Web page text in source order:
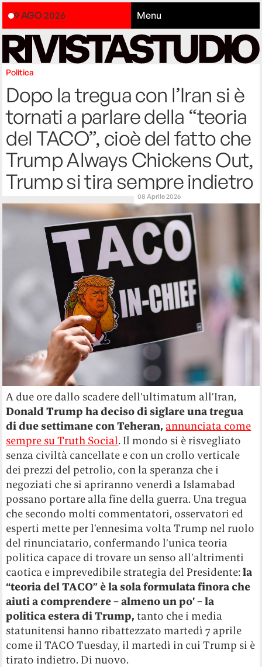
9 AGO 2026 Menu
Politica
Dopo la tregua con l’Iran si è
tornati a parlare della “teoria
del TACO”, cioè del fatto che
Trump Always Chickens Out,
Trump si tira sempre indietro
08 Aprile 2026
A due ore dallo scadere dell’ultimatum all’Iran,
Donald Trump ha deciso di siglare una tregua
di due settimane con Teheran, annunciata come
sempre su Truth Social. Il mondo si è risvegliato
senza civiltà cancellate e con un crollo verticale
dei prezzi del petrolio, con la speranza che i
negoziati che si apriranno venerdì a Islamabad
possano portare alla fine della guerra. Una tregua
che secondo molti commentatori, osservatori ed
esperti mette per l’ennesima volta Trump nel ruolo
del rinunciatario, confermando l’unica teoria
politica capace di trovare un senso all’altrimenti
caotica e imprevedibile strategia del Presidente:la
“teoria del TACO” è la sola formulata finora che
aiuti a comprendere – almeno un po’ – la
politica estera di Trump, tanto che i media
statunitensi hanno ribattezzato martedì 7 aprile
come il TACO Tuesday, il martedì in cui Trump si è
tirato indietro. Di nuovo.